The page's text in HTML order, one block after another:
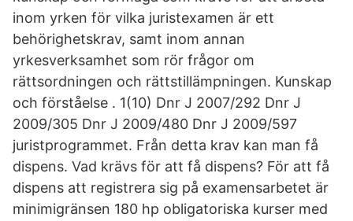
inom yrken för vilka juristexamen är ett
behörighetskrav, samt inom annan
yrkesverksamhet som rör frågor om
rättsordningen och rättstillämpningen. Kunskap
och förståelse . 1(10) Dnr J 2007/292 Dnr J
2009/305 Dnr J 2009/480 Dnr J 2009/597
juristprogrammet. Från detta krav kan man få
dispens. Vad krävs för att få dispens? För att få
dispens att registrera sig på examensarbetet är
minimigränsen 180 hp obligatoriska kurser med